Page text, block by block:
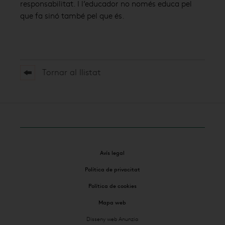
responsabilitat. I l’educador no només educa pel
que fa sinó també pel que és.
Tornar al llistat
Avís legal
Política de privacitat
Política de cookies
Mapa web
Disseny web Anunzia